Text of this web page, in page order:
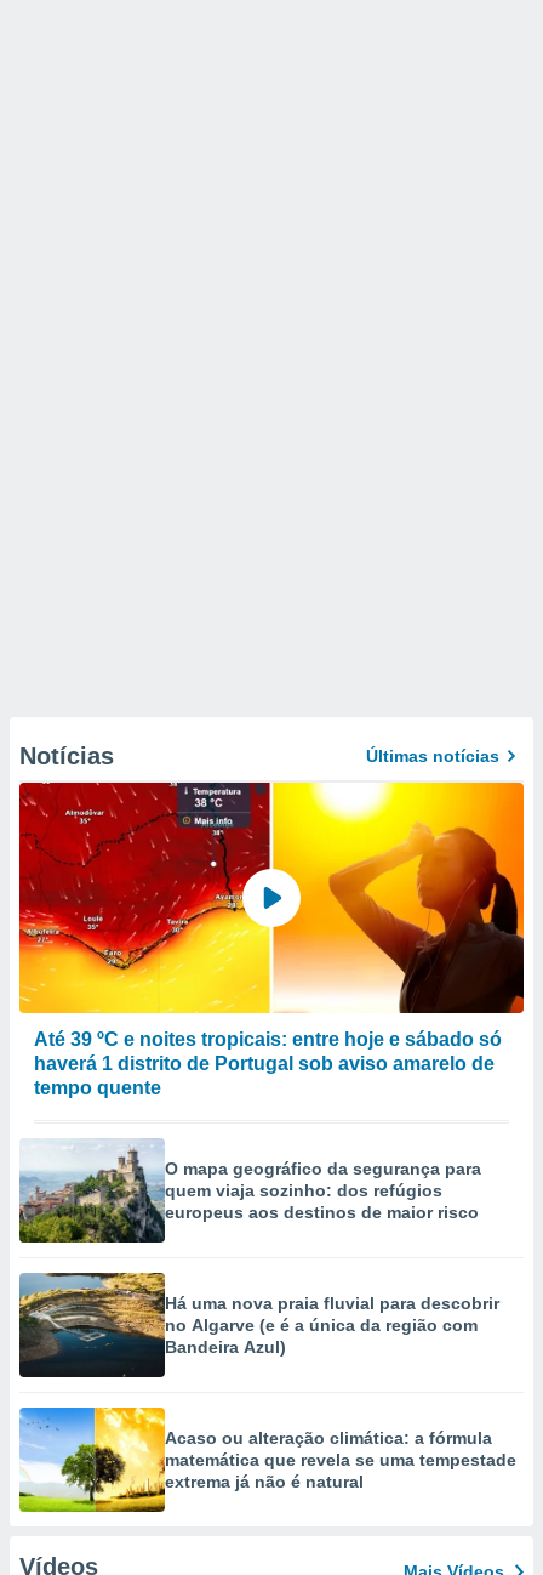
Notícias Últimas notícias
Até 39 ºC e noites tropicais: entre hoje e sábado só
haverá 1 distrito de Portugal sob aviso amarelo de
tempo quente
O mapa geográfico da segurança para
quem viaja sozinho: dos refúgios
europeus aos destinos de maior risco
Há uma nova praia fluvial para descobrir
no Algarve (e é a única da região com
Bandeira Azul)
Acaso ou alteração climática: a fórmula
matemática que revela se uma tempestade
extrema já não é natural
Vídeos